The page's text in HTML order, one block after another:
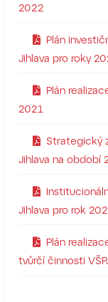
2022
Plán
Jihlava pro roky
Plán
2021
Strategický
Jihlava na období
Jihlava pro rok
Plán
tvůrčí činnosti